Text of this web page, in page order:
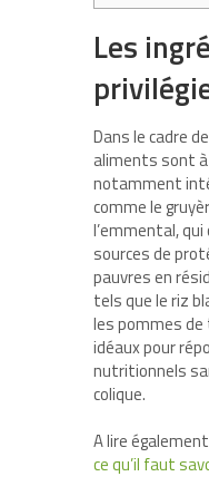
Les
Dans le cadre
aliments sont à
notamment
comme le
l’emmental,
sources de
pauvres en
tels que le riz
les pommes de
idéaux pour
nutritionnels
colique.
A lire
ce qu’il faut